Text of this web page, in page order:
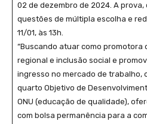
02 de dezembro de 2024. A
questões de múltipla escolha e
11/01, às 13h.
“Buscando atuar como promotora
regional e inclusão social e
ingresso no mercado de trabalho,
quarto Objetivo de
ONU (educação de qualidade),
com bolsa permanência para a